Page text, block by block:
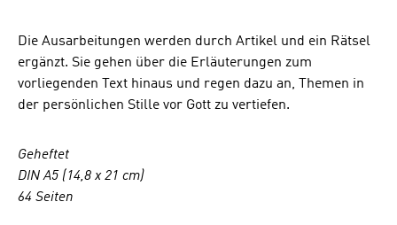
Die Ausarbeitungen werden durch Artikel und ein Rätsel
ergänzt. Sie gehen über die Erläuterungen zum
vorliegenden Text hinaus und regen dazu an, Themen in
der persönlichen Stille vor Gott zu vertiefen.
Geheftet
DIN A5 (14,8 x 21 cm)
64 Seiten